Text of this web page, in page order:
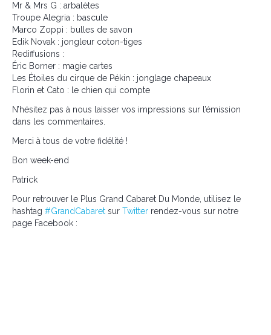
Mr & Mrs G : arbalètes
Troupe Alegria : bascule
Marco Zoppi : bulles de savon
Edik Novak : jongleur coton-tiges
Rediffusions :
Éric Borner : magie cartes
Les Étoiles du cirque de Pékin : jonglage chapeaux
Florin et Cato : le chien qui compte
N’hésitez pas à nous laisser vos impressions sur l’émission
dans les commentaires.
Merci à tous de votre fidélité !
Bon week-end
Patrick
Pour retrouver le Plus Grand Cabaret Du Monde, utilisez le
hashtag #GrandCabaret sur Twitter rendez-vous sur notre
page Facebook :